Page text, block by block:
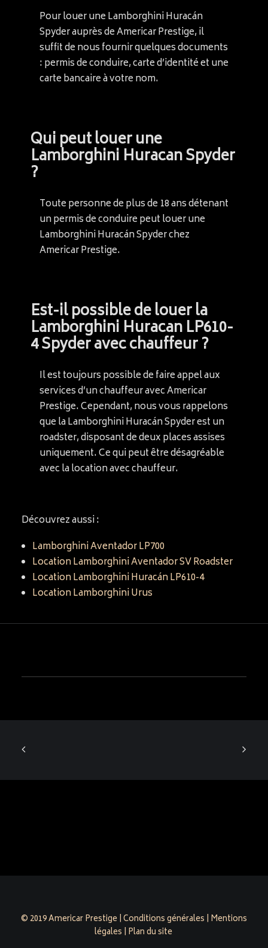
Pour louer une Lamborghini Huracán
Spyder auprès de Americar Prestige, il
suffit de nous fournir quelques documents
: permis de conduire, carte d’identité et une
carte bancaire à votre nom.
Qui peut louer une
Lamborghini Huracan Spyder
?
Toute personne de plus de 18 ans détenant
un permis de conduire peut louer une
Lamborghini Huracán Spyder chez
Americar Prestige.
Est-il possible de louer la
Lamborghini Huracan LP610-
4 Spyder avec chauffeur ?
Il est toujours possible de faire appel aux
services d’un chauffeur avec Americar
Prestige. Cependant, nous vous rappelons
que la Lamborghini Huracán Spyder est un
roadster, disposant de deux places assises
uniquement. Ce qui peut être désagréable
avec la location avec chauffeur.
Découvrez aussi :
Lamborghini Aventador LP700
Location Lamborghini Aventador SV Roadster
Location Lamborghini Huracán LP610-4
Location Lamborghini Urus
© 2019 Americar Prestige |Conditions générales | Mentions
légales | Plan du site